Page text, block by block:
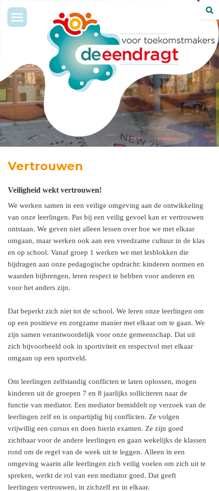
Toggle
navigation
Vertrouwen
Veiligheid wekt vertrouwen!
We werken samen in een veilige omgeving aan de ontwikkeling
van onze leerlingen. Pas bij een veilig gevoel kan er vertrouwen
ontstaan. We geven niet alleen lessen over hoe we met elkaar
omgaan, maar werken ook aan een vreedzame cultuur in de klas
en op school. Vanaf groep 1 werken we met lesblokken die
bijdragen aan onze pedagogische opdracht: kinderen normen en
waarden bijbrengen, leren respect te hebben voor anderen en
voor het anders zijn.
Dat beperkt zich niet tot de school. We leren onze leerlingen om
op een positieve en zorgzame manier met elkaar om te gaan. We
zijn samen verantwoordelijk voor onze gemeenschap. Dat uit
zich bijvoorbeeld ook in sportiviteit en respectvol met elkaar
omgaan op een sportveld.
Om leerlingen zelfstandig conflicten te laten oplossen, mogen
kinderen uit de groepen 7 en 8 jaarlijks solliciteren naar de
functie van mediator. Een mediator bemiddelt op verzoek van de
leerlingen zelf en is onpartijdig bij conflicten. Ze volgen
vrijwillig een cursus en doen hierin examen. Ze zijn goed
zichtbaar voor de andere leerlingen en gaan wekelijks de klassen
rond om de regel van de week uit te leggen. Alleen in een
omgeving waarin alle leerlingen zich veilig voelen om zich uit te
spreken, werkt de rol van een mediator goed. Dat geeft
leerlingen vertrouwen, in zichzelf en in elkaar.